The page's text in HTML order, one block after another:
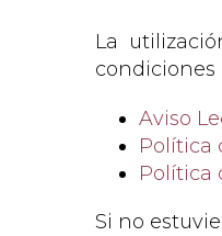
La
condiciones
Aviso
Política
Política
Si no